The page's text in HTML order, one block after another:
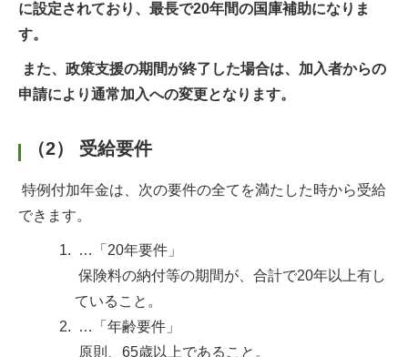
に設定されており、最長で20年間の国庫補助になりま
す。
また、政策支援の期間が終了した場合は、加入者からの
申請により通常加入への変更となります。
（2） 受給要件
特例付加年金は、次の要件の全てを満たした時から受給
できます。
…「20年要件」
保険料の納付等の期間が、合計で20年以上有し
ていること。
…「年齢要件」
原則、65歳以上であること。